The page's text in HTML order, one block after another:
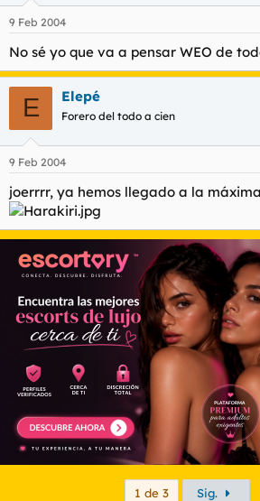
9 Feb 2004
No sé yo que va a pensar WEO de
E Elepé
Forero del todo a cien
9 Feb 2004
joerrrr, ya hemos llegado a la máxima
1 de 3 Sig.